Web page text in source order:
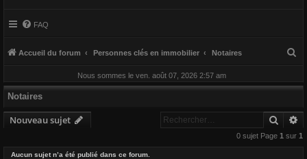
FAQ
Accueil du forum Personnes clés en immobilier Notaires
c
r
Nous sommes le ven. août 07, 2026 2:57 am
Notaires
Nouveau sujet
0 sujet Page 1sur 1
Aucun sujet n’a été publié dans ce forum.